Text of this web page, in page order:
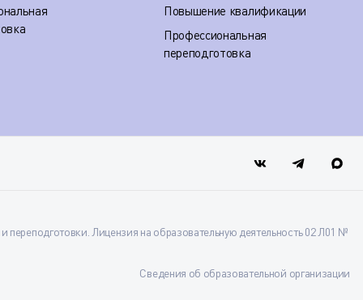
Повышение квалификации
Профессиональная
переподготовка
Лицензия на образовательную деятельность 02 Л01 №
Сведения об образовательной организации